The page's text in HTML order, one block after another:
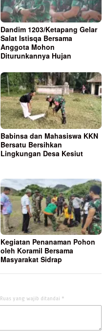
Dandim 1203/Ketapang Gelar
Salat Istisqa Bersama
Anggota Mohon
Diturunkannya Hujan
Babinsa dan Mahasiswa KKN
Bersatu Bersihkan
Lingkungan Desa Kesiut
Kegiatan Penanaman Pohon
oleh Koramil Bersama
Masyarakat Sidrap
Ruas yang wajib ditandai *